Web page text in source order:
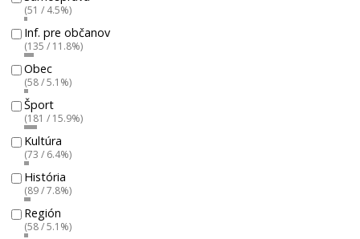
(51 / 4.5%)
Inf. pre občanov
(135 / 11.8%)
Obec
(58 / 5.1%)
Šport
(181 / 15.9%)
Kultúra
(73 / 6.4%)
História
(89 / 7.8%)
Región
(58 / 5.1%)